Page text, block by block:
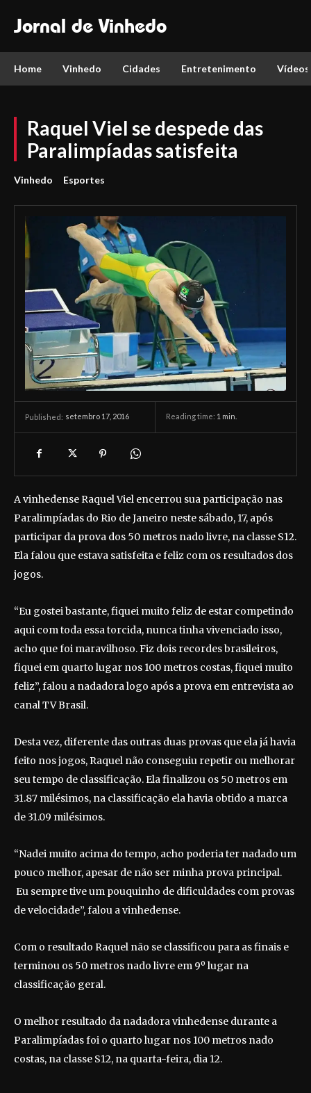
Jornal de Vinhedo
Home Vinhedo Cidades Entretenimento Vídeos
Raquel Viel se despede das
Paralimpíadas satisfeita
Vinhedo Esportes
Published: setembro 17, 2016 Reading time: 1 min.
A vinhedense Raquel Viel encerrou sua participação nas
Paralimpíadas do Rio de Janeiro neste sábado, 17, após
participar da prova dos 50 metros nado livre, na classe S12.
Ela falou que estava satisfeita e feliz com os resultados dos
jogos.
“Eu gostei bastante, fiquei muito feliz de estar competindo
aqui com toda essa torcida, nunca tinha vivenciado isso,
acho que foi maravilhoso. Fiz dois recordes brasileiros,
fiquei em quarto lugar nos 100 metros costas, fiquei muito
feliz”, falou a nadadora logo após a prova em entrevista ao
canal TV Brasil.
Desta vez, diferente das outras duas provas que ela já havia
feito nos jogos, Raquel não conseguiu repetir ou melhorar
seu tempo de classificação. Ela finalizou os 50 metros em
31.87 milésimos, na classificação ela havia obtido a marca
de 31.09 milésimos.
“Nadei muito acima do tempo, acho poderia ter nadado um
pouco melhor, apesar de não ser minha prova principal.
Eu sempre tive um pouquinho de dificuldades com provas
de velocidade”, falou a vinhedense.
Com o resultado Raquel não se classificou para as finais e
terminou os 50 metros nado livre em 9º lugar na
classificação geral.
O melhor resultado da nadadora vinhedense durante a
Paralimpíadas foi o quarto lugar nos 100 metros nado
costas, na classe S12, na quarta-feira, dia 12.